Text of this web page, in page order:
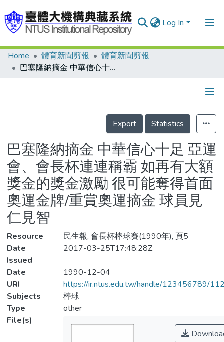
Log In
Communities & Collections
Statistics
Home 體育新聞剪報
體育新聞剪報
巴塞隆納摘金 中華信心十足 亞運會、會長杯連連稱霸 如再有大額獎金的獎金激勵 很可能奪得首面奧運金牌/重賞奧運摘金 球員見仁見智
Details
Export
Statistics
巴塞隆納摘金 中華信心十足 亞運
會、會長杯連連稱霸 如再有大額
獎金的獎金激勵 很可能奪得首面
奧運金牌/重賞奧運摘金 球員見
仁見智
Resource
民生報, 會長杯棒球賽(1990年), 頁5
Date
Issued
2017-03-25T17:48:28Z
Date
1990-12-04
URI
https://ir.ntus.edu.tw/handle/123456789/
Subjects
棒球
Type
other
File(s)